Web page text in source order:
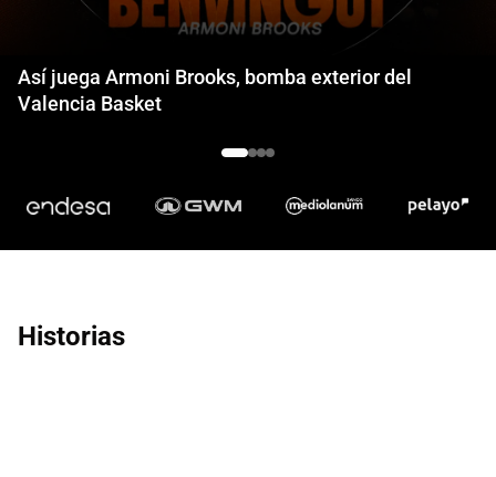
Así juega Armoni Brooks, bomba exterior del
Valencia Basket
Historias